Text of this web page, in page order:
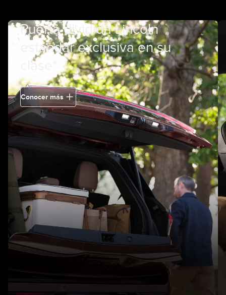
Puerta dividida Lincoln
estándar exclusiva en su
clase*
Conocer más